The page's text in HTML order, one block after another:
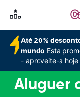
Até 20%
mundo Esta
- aproveite-a hoje
Aluguer